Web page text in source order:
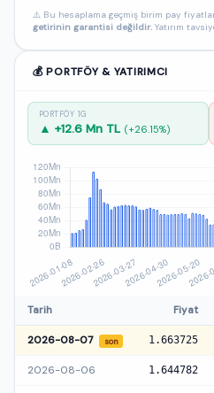
⚠️ Bu hesaplama geçmiş birim pay
getirinin garantisi değildir. Yatırım
💰 PORTFÖY & YATIRIMCI
PORTFÖY 1G
▲ +12.6 Mn TL (+26.15%)
Tarih Fiyat
2026-08-07 son 1.663725
2026-08-06 1.644782